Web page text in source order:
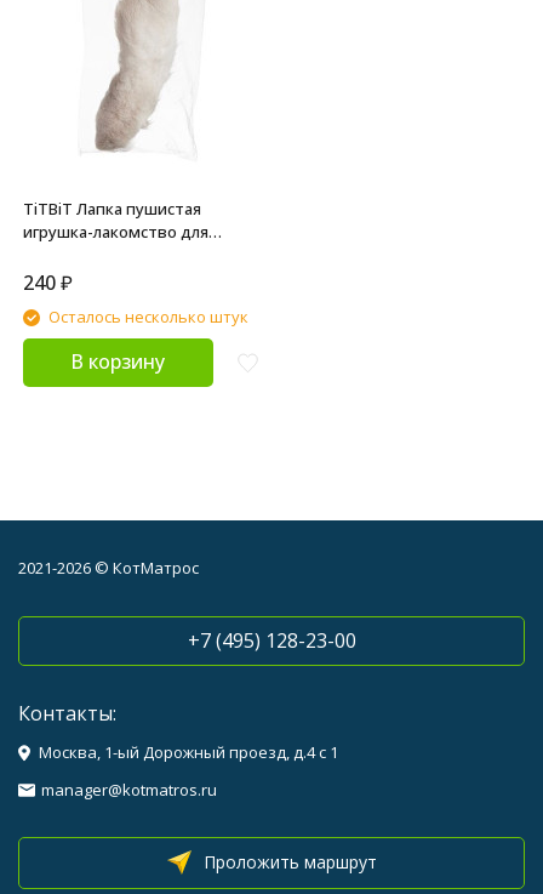
TiTBiT Лапка пушистая
игрушка-лакомство для
240₽
Осталось несколько штук
В корзину
2021-2026 © КотМатрос
+7 (495) 128-23-00
Контакты:
Москва, 1-ый Дорожный проезд, д.4 с 1
manager@kotmatros.ru
Проложить маршрут